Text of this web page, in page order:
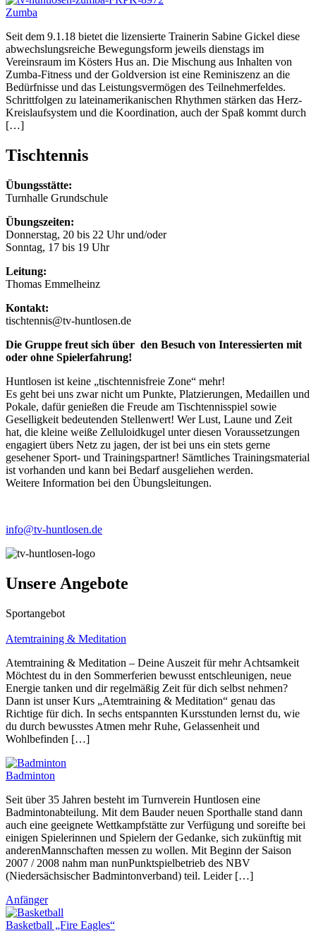
Zumba
Seit dem 9.1.18 bietet die lizensierte Trainerin Sabine Gickel diese
abwechslungsreiche Bewegungsform jeweils dienstags im
Vereinsraum im Kösters Hus an. Die Mischung aus Inhalten von
Zumba-Fitness und der Goldversion ist eine Reminiszenz an die
Bedürfnisse und das Leistungsvermögen des Teilnehmerfeldes.
Schrittfolgen zu lateinamerikanischen Rhythmen stärken das Herz-
Kreislaufsystem und die Koordination, auch der Spaß kommt durch
[…]
Tischtennis
Übungsstätte:
Turnhalle Grundschule
Übungszeiten:
Donnerstag, 20 bis 22 Uhr und/oder
Sonntag, 17 bis 19 Uhr
Leitung:
Thomas Emmelheinz
Kontakt:
tischtennis@tv-huntlosen.de
Die Gruppe freut sich über den Besuch von Interessierten mit
oder ohne Spielerfahrung!
Huntlosen ist keine „tischtennisfreie Zone“ mehr!
Es geht bei uns zwar nicht um Punkte, Platzierungen, Medaillen und
Pokale, dafür genießen die Freude am Tischtennisspiel sowie
Geselligkeit bedeutenden Stellenwert! Wer Lust, Laune und Zeit
hat, die kleine weiße Zelluloidkugel unter diesen Voraussetzungen
engagiert übers Netz zu jagen, der ist bei uns ein stets gerne
gesehener Sport- und Trainingspartner! Sämtliches Trainingsmaterial
ist vorhanden und kann bei Bedarf ausgeliehen werden.
Weitere Information bei den Übungsleitungen.
info@tv-huntlosen.de
Unsere Angebote
Sportangebot
Atemtraining & Meditation
Atemtraining & Meditation – Deine Auszeit für mehr Achtsamkeit
Möchtest du in den Sommerferien bewusst entschleunigen, neue
Energie tanken und dir regelmäßig Zeit für dich selbst nehmen?
Dann ist unser Kurs „Atemtraining & Meditation“ genau das
Richtige für dich. In sechs entspannten Kursstunden lernst du, wie
du durch bewusstes Atmen mehr Ruhe, Gelassenheit und
Wohlbefinden […]
Badminton
Seit über 35 Jahren besteht im Turnverein Huntlosen eine
Badmintonabteilung. Mit dem Bauder neuen Sporthalle stand dann
auch eine geeignete Wettkampfstätte zur Verfügung und soreifte bei
einigen Spielerinnen und Spielern der Gedanke, sich zukünftig mit
anderenMannschaften messen zu wollen. Mit Beginn der Saison
2007 / 2008 nahm man nunPunktspielbetrieb des NBV
(Niedersächsischer Badmintonverband) teil. Leider […]
Anfänger
Basketball „Fire Eagles“